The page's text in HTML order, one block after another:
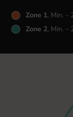
Zone 1, Min. -
Zone 2, Min. -